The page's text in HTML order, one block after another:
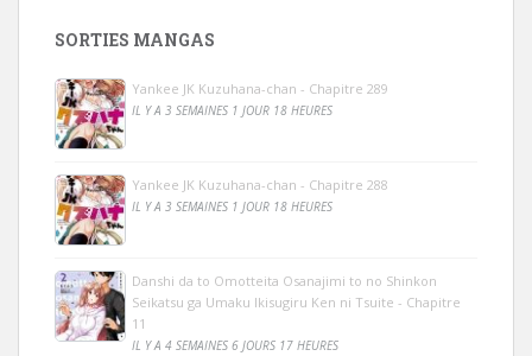
SORTIES MANGAS
Yankee JK Kuzuhana-chan - Chapitre 289
IL Y A 3 SEMAINES 1 JOUR 18 HEURES
Yankee JK Kuzuhana-chan - Chapitre 288
IL Y A 3 SEMAINES 1 JOUR 18 HEURES
Danshi da to Omotteita Osanajimi to no Shinkon
Seikatsu ga Umaku Ikisugiru Ken ni Tsuite - Chapitre
11
IL Y A 4 SEMAINES 6 JOURS 17 HEURES